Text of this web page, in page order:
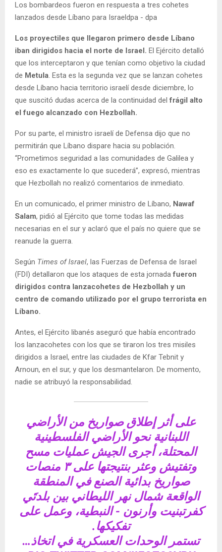
Los bombardeos fueron en respuesta a tres cohetes
lanzados desde Líbano para Israeldpa - dpa
Los proyectiles que llegaron primero desde Líbano
iban dirigidos hacia el norte de Israel. El Ejército detalló
que los interceptaron y que tenían como objetivo la ciudad
de Metula. Esta es la segunda vez que se lanzan cohetes
desde Líbano hacia territorio israelí desde diciembre, lo
que suscitó dudas acerca de la continuidad delfrágil alto
el fuego alcanzado con Hezbollah.
Por su parte, el ministro israelí de Defensa dijo que no
permitirán que Líbano dispare hacia su población.
“Prometimos seguridad a las comunidades de Galilea y
eso es exactamente lo que sucederá”, expresó, mientras
que Hezbollah no realizó comentarios de inmediato.
En un comunicado, el primer ministro de Líbano, Nawaf
Salam, pidió al Ejército que tome todas las medidas
necesarias en el sur y aclaró que el país no quiere que se
reanude la guerra.
Según Times of Israel, las Fuerzas de Defensa de Israel
(FDI) detallaron que los ataques de esta jornadafueron
dirigidos contra lanzacohetes de Hezbollah y un
centro de comando utilizado por el grupo terrorista en
Líbano.
Antes, el Ejército libanés aseguró que había encontrado
los lanzacohetes con los que se tiraron los tres misiles
dirigidos a Israel, entre las ciudades de Kfar Tebnit y
Arnoun, en el sur, y que los desmantelaron. De momento,
nadie se atribuyó la responsabilidad.
على أثر إطلاق صواريخ من الأراضي
اللبنانية نحو الأراضي الفلسطينية
المحتلة، أجرى الجيش عمليات مسح
وتفتيش وعثر بنتيجتها على ٣ منصات
صواريخ بدائية الصنع في المنطقة
الواقعة شمال نهر الليطاني بين بلدتَي
كفرتبنيت وأرنون - النبطية، وعمل على
تفكيكها.
تستمر الوحدات العسكرية في اتخاذ…